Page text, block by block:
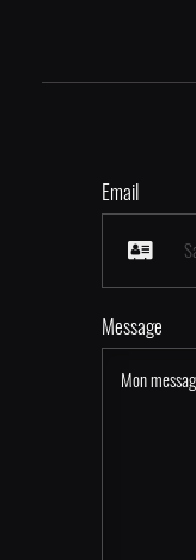
Email
Message